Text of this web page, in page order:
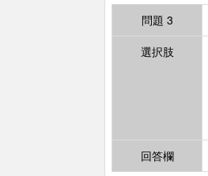
問題 3
選択肢
回答欄